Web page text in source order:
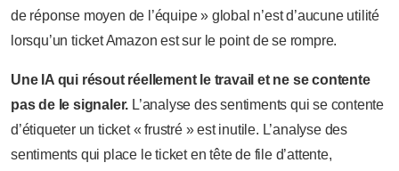
de réponse moyen de l’équipe » global n’est d’aucune utilité
lorsqu’un ticket Amazon est sur le point de se rompre.
Une IA qui résout réellement le travail et ne se contente
pas de le signaler. L’analyse des sentiments qui se contente
d’étiqueter un ticket « frustré » est inutile. L’analyse des
sentiments qui place le ticket en tête de file d’attente,